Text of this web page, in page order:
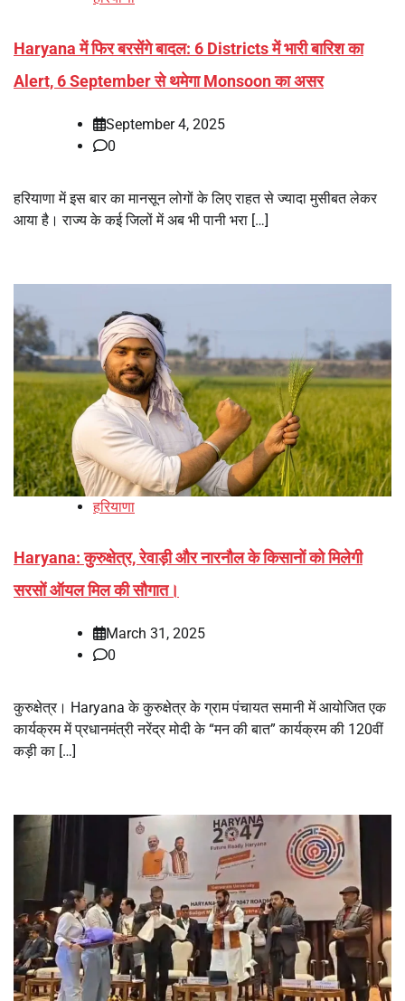
Haryana में फिर बरसेंगे बादल: 6 Districts में भारी बारिश का
Alert, 6 September से थमेगा Monsoon का असर
September 4, 2025
0
हरियाणा में इस बार का मानसून लोगों के लिए राहत से ज्यादा मुसीबत लेकर
आया है। राज्य के कई जिलों में अब भी पानी भरा […]
हरियाणा
Haryana: कुरुक्षेत्र, रेवाड़ी और नारनौल के किसानों को मिलेगी
सरसों ऑयल मिल की सौगात।
March 31, 2025
0
कुरुक्षेत्र। Haryana के कुरुक्षेत्र के ग्राम पंचायत समानी में आयोजित एक
कार्यक्रम में प्रधानमंत्री नरेंद्र मोदी के “मन की बात” कार्यक्रम की 120वीं
कड़ी का […]